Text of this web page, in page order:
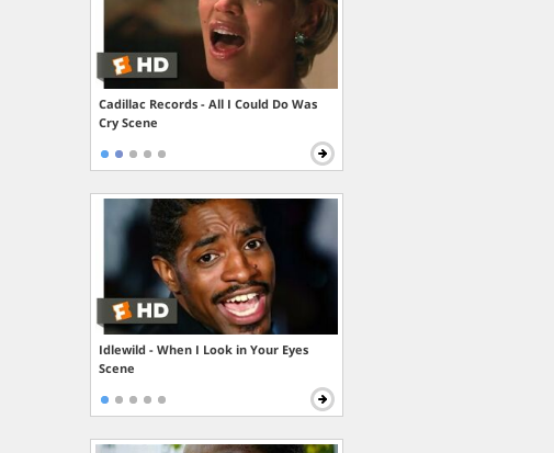
Cadillac Records - All I Could Do Was
Cry Scene
Idlewild - When I Look in Your Eyes
Scene